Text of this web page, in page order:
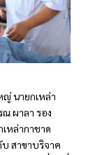
ญ่ นายกเหล่า
ผาลา รอง
หล่ากาชาด
บ สาขาบริจาค